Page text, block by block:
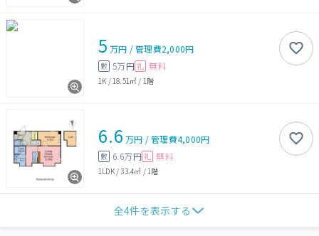
5 万円 /管理費2,000円
敷 5万円 礼 無料
1K / 18.51㎡ / 1階
6.6 万円 /管理費4,000円
敷 6.6万円 礼 無料
1LDK/33.4㎡ / 1階
全4件を表示する